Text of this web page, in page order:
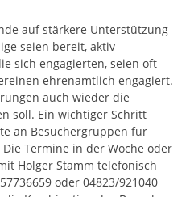
auf stärkere Unterstützung
seien bereit, aktiv
sich engagierten, seien oft
ehrenamtlich engagiert.
auch wieder die
soll. Ein wichtiger Schritt
an Besuchergruppen für
Termine in der Woche oder
Holger Stamm telefonisch
oder 04823/921040